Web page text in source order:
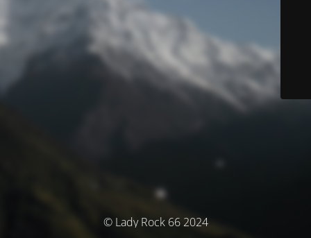
© Lady Rock 66 2024